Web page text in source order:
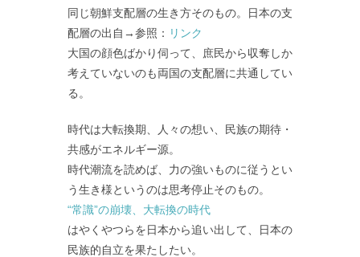
同じ朝鮮支配層の生き方そのもの。日本の支
配層の出自→参照： リンク
大国の顔色ばかり伺って、庶民から収奪しか
考えていないのも両国の支配層に共通してい
る。
時代は大転換期、人々の想い、民族の期待・
共感がエネルギー源。
時代潮流を読めば、力の強いものに従うとい
う生き様というのは思考停止そのもの。
“常識”の崩壊、大転換の時代
はやくやつらを日本から追い出して、日本の
民族的自立を果たしたい。